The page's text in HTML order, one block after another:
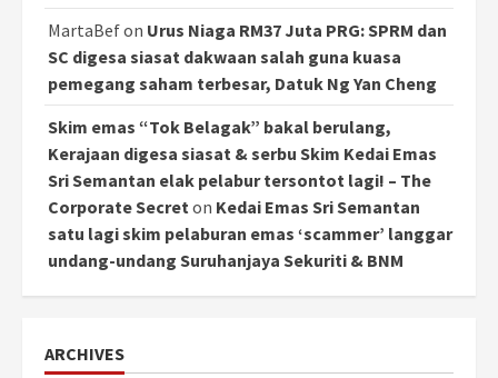
MartaBefon Urus Niaga RM37 Juta PRG: SPRM dan
SC digesa siasat dakwaan salah guna kuasa
pemegang saham terbesar, Datuk Ng Yan Cheng
Skim emas “Tok Belagak” bakal berulang,
Kerajaan digesa siasat & serbu Skim Kedai Emas
Sri Semantan elak pelabur tersontot lagi! – The
Corporate Secreton Kedai Emas Sri Semantan
satu lagi skim pelaburan emas ‘scammer’ langgar
undang-undang Suruhanjaya Sekuriti & BNM
ARCHIVES